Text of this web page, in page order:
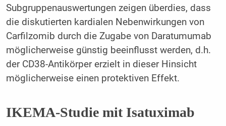
Subgruppenauswertungen zeigen überdies, dass
die diskutierten kardialen Nebenwirkungen von
Carfilzomib durch die Zugabe von Daratumumab
möglicherweise günstig beeinflusst werden, d.h.
der CD38-Antikörper erzielt in dieser Hinsicht
möglicherweise einen protektiven Effekt.
IKEMA-Studie mit Isatuximab